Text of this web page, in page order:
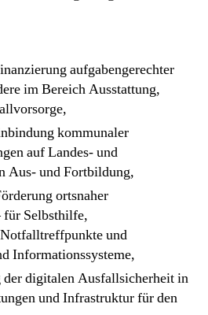
aufgabengerechter
im Bereich Ausstattung,
kommunaler
auf Landes- und
Aus- und Fortbildung,
ortsnaher
für Selbsthilfe,
und
Informationssysteme,
der digitalen Ausfallsicherheit in
und Infrastruktur für den